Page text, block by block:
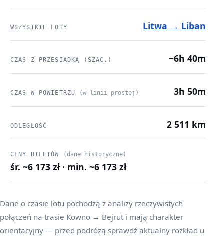
WSZYSTKIE LOTY Litwa → Liban
CZAS Z PRZESIADKĄ (SZAC.) ~6h 40m
CZAS W POWIETRZU (w linii prostej) 3h 50m
ODLEGŁOŚĆ 2 511 km
CENY BILETÓW (dane historyczne)
śr. ~6 173 zł · min. ~6 173 zł
Dane o czasie lotu pochodzą z analizy rzeczywistych
połączeń na trasie Kowno → Bejrut i mają charakter
orientacyjny — przed podróżą sprawdź aktualny rozkład u